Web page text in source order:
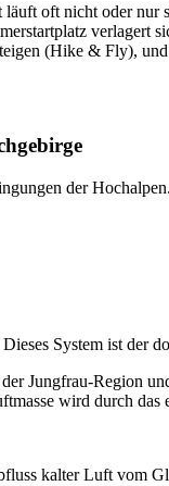
oft nicht oder
verlagert
(Hike & Fly),
der
System ist der
Jungfrau-Region
wird durch
kalter Luft vom